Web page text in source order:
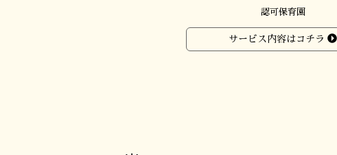
認可保育園
サービス内容はコチラ